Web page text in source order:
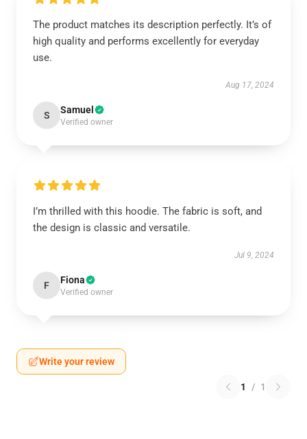
The product matches its description perfectly. It’s of
high quality and performs excellently for everyday
use.
Aug 17, 2024
S Samuel
Verified owner
I’m thrilled with this hoodie. The fabric is soft, and
the design is classic and versatile.
Jul 9, 2024
F Fiona
Verified owner
Write your review
1 / 1